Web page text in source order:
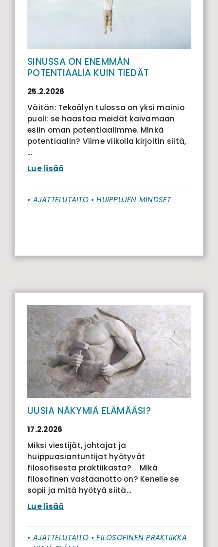
SINUSSA ON ENEMMÄN
POTENTIAALIA KUIN TIEDÄT
25.2.2026
Väitän: Tekoälyn tulossa on yksi mainio
puoli: se haastaa meidät kaivamaan
esiin oman potentiaalimme. Minkä
potentiaalin? Viime viikolla kirjoitin siitä,
…
Lue lisää
• AJATTELUTAITO • HUIPPUJEN MINDSET
UUSIA NÄKYMIÄ ELÄMÄÄSI?
17.2.2026
Miksi viestijät, johtajat ja
huippuasiantuntijat hyötyvät
filosofisesta praktiikasta? Mikä
filosofinen vastaanotto on? Kenelle se
sopii ja mitä hyötyä siitä…
Lue lisää
• AJATTELUTAITO • FILOSOFINEN PRAKTIIKKA